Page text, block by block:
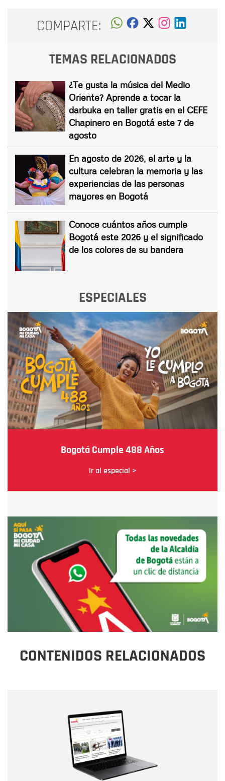
COMPARTE:
TEMAS RELACIONADOS
¿Te gusta la música del Medio
Oriente? Aprende a tocar la
darbuka en taller gratis en el CEFE
Chapinero en Bogotá este 7 de
agosto
En agosto de 2026, el arte y la
cultura celebran la memoria y las
experiencias de las personas
mayores en Bogotá
Conoce cuántos años cumple
Bogotá este 2026 y el significado
de los colores de su bandera
ESPECIALES
Bogotá Cumple 488 Años
Ir al especial >
CONTENIDOS RELACIONADOS
Correo electrónico
Tipo de comentario